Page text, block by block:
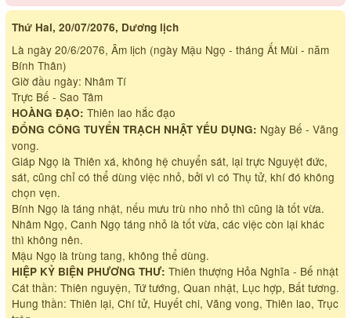
Thứ Hai, 20/07/2076, Dương lịch
Là ngày 20/6/2076, Âm lịch (ngày Mậu Ngọ - tháng Ất Mùi - năm
Bính Thân)
Giờ đầu ngày: Nhâm Tí
Trực Bế - Sao Tâm
HOÀNG ĐẠO: Thiên lao hắc đạo
ĐỔNG CÔNG TUYỂN TRẠCH NHẬT YẾU DỤNG: Ngày Bế - Vãng
vong.
Giáp Ngọ là Thiên xá, không hệ chuyển sát, lại trực Nguyệt đức,
sát, cũng chỉ có thể dùng việc nhỏ, bởi vì có Thụ tử, khí đó không
chọn vẹn.
Bính Ngọ là táng nhật, nếu mưu trù nho nhỏ thì cũng là tốt vừa.
Nhâm Ngọ, Canh Ngọ táng nhỏ là tốt vừa, các việc còn lại khác
thì không nên.
Mậu Ngọ là trùng tang, không thể dùng.
HIỆP KỶ BIỆN PHƯƠNG THƯ: Thiên thượng Hỏa Nghĩa - Bế nhật
Cát thần: Thiên nguyện, Tứ tướng, Quan nhật, Lục hợp, Bất tương.
Hung thần: Thiên lại, Chí tử, Huyết chi, Vãng vong, Thiên lao, Trục